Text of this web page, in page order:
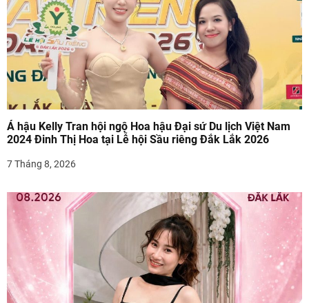
ớ
n
g
b
à
i
v
i
ế
Á hậu Kelly Tran hội ngộ Hoa hậu Đại sứ Du lịch Việt Nam
2024 Đinh Thị Hoa tại Lễ hội Sầu riêng Đắk Lắk 2026
7 Tháng 8, 2026